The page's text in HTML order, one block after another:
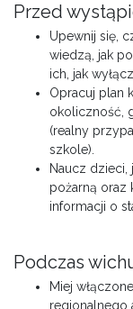
Przed
Upewnij się,
wiedzą, jak
ich, jak
Opracuj plan
okoliczność,
(realny
szkole).
Naucz
pożarną oraz
informacji o
Podczas
Miej
regionalnego